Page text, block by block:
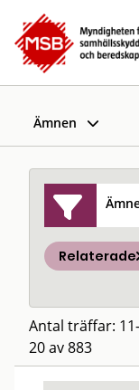
Ämnen
Relaterade
Antal träffar: 11-
20 av 883